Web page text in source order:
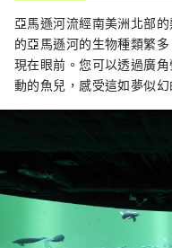
亞馬遜河流經南美洲北部
的亞馬遜河的生物種類繁
現在眼前。您可以透過廣
動的魚兒，感受這如夢似幻